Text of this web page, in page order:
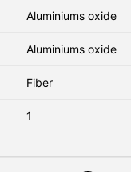
Aluminiums oxide
Aluminiums oxide
Fiber
1